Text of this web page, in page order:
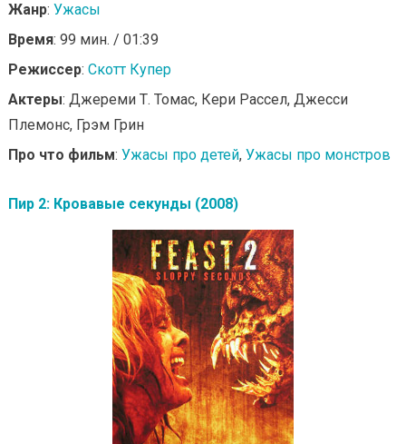
Жанр: Ужасы
Время: 99 мин. / 01:39
Режиссер: Скотт Купер
Актеры: Джереми Т. Томас, Кери Рассел, Джесси
Племонс, Грэм Грин
Про что фильм: Ужасы про детей, Ужасы про монстров
Пир 2: Кровавые секунды (2008)